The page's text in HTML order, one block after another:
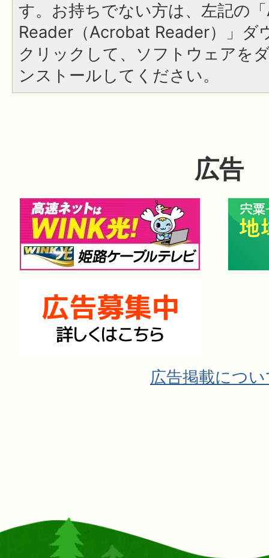
す。お持ちでない方は、左記の
Reader（Acrobat Reader）」ダ
クリックして、ソフトウェアを
ンストールしてください。
広告
広告掲載につ